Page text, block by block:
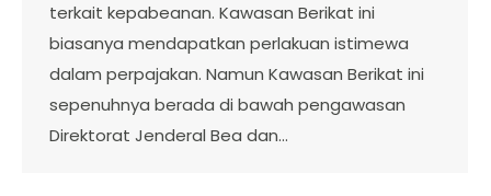
terkait kepabeanan. Kawasan Berikat ini
biasanya mendapatkan perlakuan istimewa
dalam perpajakan. Namun Kawasan Berikat ini
sepenuhnya berada di bawah pengawasan
Direktorat Jenderal Bea dan…